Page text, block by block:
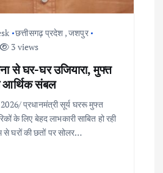
छत्तीसगढ़ प्रदेश ,जशपुर
3 views
से घर-घर उजियारा, मुफ्त
आर्थिक संबल
प्रधानमंत्री सूर्य घररू मुफ्त
के लिए बेहद लाभकारी साबित हो रही
से घरों की छतों पर सोलर…